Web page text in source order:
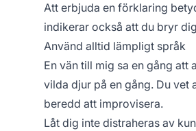
Att erbjuda en förklaring
indikerar också att du bryr
Använd alltid lämpligt språk
En vän till mig sa en gång
vilda djur på en gång. Du vet
beredd att improvisera.
Låt dig inte distraheras av